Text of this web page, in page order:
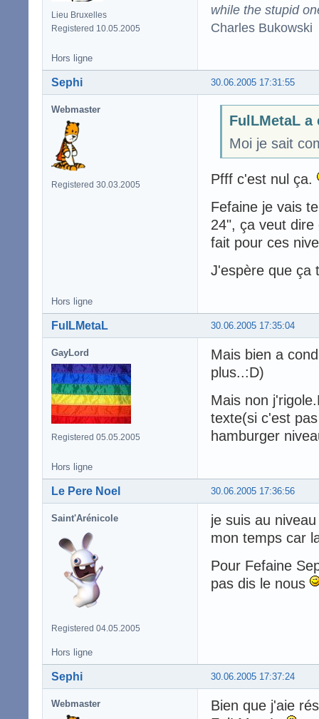
Lieu Bruxelles
Registered 10.05.2005
while the stupid
Charles Bukowski
Hors ligne
30.06.2005 17:31:55
Sephi
Webmaster
Registered 30.03.2005
FulLMetaL a
Moi je sait
Pfff c'est nul ça.
Fefaine je vais
24", ça veut
fait pour ces
J'espère que ça
Hors ligne
30.06.2005 17:35:04
FulLMetaL
GayLord
Registered 05.05.2005
Mais bien a
plus..:D)
Mais non
texte(si c'est
hamburger
Hors ligne
30.06.2005 17:36:56
Le Pere Noel
Saint'Arénicole
Registered 04.05.2005
je suis au
mon temps car
Pour Fefaine
pas dis le nous
Hors ligne
30.06.2005 17:37:24
Sephi
Webmaster
Bien que j'aie